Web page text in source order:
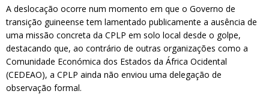
A deslocação ocorre num momento em que o Governo de
transição guineense tem lamentado publicamente a ausência de
uma missão concreta da CPLP em solo local desde o golpe,
destacando que, ao contrário de outras organizações como a
Comunidade Económica dos Estados da África Ocidental
(CEDEAO), a CPLP ainda não enviou uma delegação de
observação formal.